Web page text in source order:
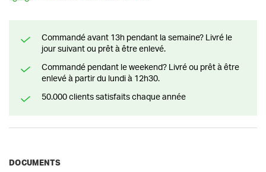
Commandé avant 13h pendant la semaine? Livré le
jour suivant ou prêt à être enlevé.
Commandé pendant le weekend? Livré ou prêt à être
enlevé à partir du lundi à 12h30.
50.000 clients satisfaits chaque année
DOCUMENTS